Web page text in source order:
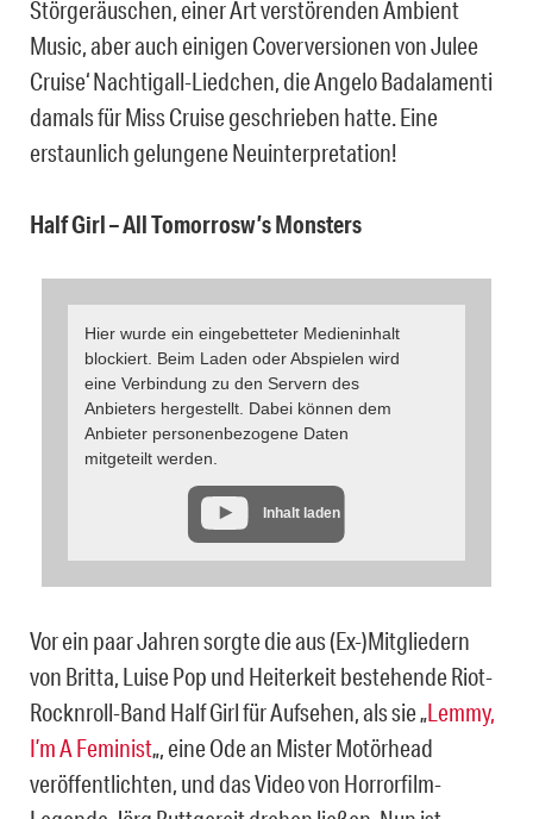
Störgeräuschen, einer Art verstörenden Ambient
Music, aber auch einigen Coverversionen von Julee
Cruise‘ Nachtigall-Liedchen, die Angelo Badalamenti
damals für Miss Cruise geschrieben hatte. Eine
erstaunlich gelungene Neuinterpretation!
Half Girl – All Tomorrosw’s Monsters
Hier wurde ein eingebetteter Medieninhalt
blockiert. Beim Laden oder Abspielen wird
eine Verbindung zu den Servern des
Anbieters hergestellt. Dabei können dem
Anbieter personenbezogene Daten
mitgeteilt werden.
Inhalt laden
Vor ein paar Jahren sorgte die aus (Ex-)Mitgliedern
von Britta, Luise Pop und Heiterkeit bestehende Riot-
Rocknroll-Band Half Girl für Aufsehen, als sie „Lemmy,
I’m A Feminist„, eine Ode an Mister Motörhead
veröffentlichten, und das Video von Horrorfilm-